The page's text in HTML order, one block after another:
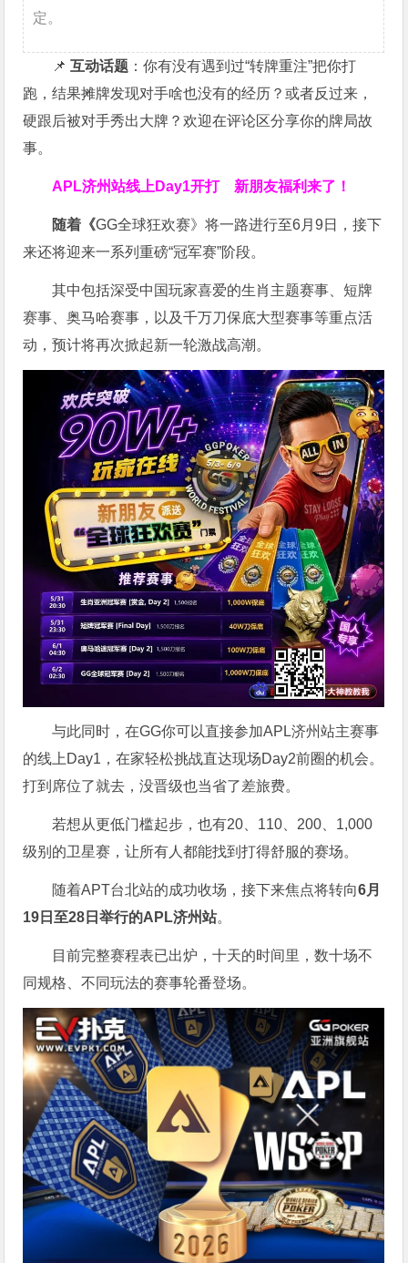
定。
📌互动话题 ：你有没有遇到过“转牌重注”把你打
跑，结果摊牌发现对手啥也没有的经历？或者反过来，
硬跟后被对手秀出大牌？欢迎在评论区分享你的牌局故
事。
APL济州站线上Day1开打 新朋友福利来了！
随着《GG全球狂欢赛》将一路进行至6月9日，接下
来还将迎来一系列重磅“冠军赛”阶段。
其中包括深受中国玩家喜爱的生肖主题赛事、短牌
赛事、奥马哈赛事，以及千万刀保底大型赛事等重点活
动，预计将再次掀起新一轮激战高潮。
与此同时，在GG你可以直接参加APL济州站主赛事
的线上Day1，在家轻松挑战直达现场Day2前圈的机会。
打到席位了就去，没晋级也当省了差旅费。
若想从更低门槛起步，也有20、110、200、1,000
级别的卫星赛，让所有人都能找到打得舒服的赛场。
随着APT台北站的成功收场，接下来焦点将转向6月
19 日至28 日举行的APL济州站。
目前完整赛程表已出炉，十天的时间里，数十场不
同规格、不同玩法的赛事轮番登场。